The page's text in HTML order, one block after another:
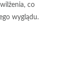
co
wyglądu.